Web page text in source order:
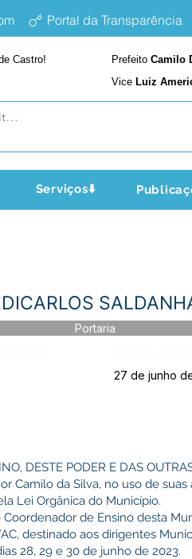
Portal da Transparência
Castro! Prefeito Camilo
Vice Luiz
Serviços⬇️
Portaria
27 de junho
DESTE PODER E DAS
Camilo da Silva, no uso de
Lei Orgânica do Município.
de Ensino desta
destinado aos dirigentes
28, 29 e 30 de junho de 2023.